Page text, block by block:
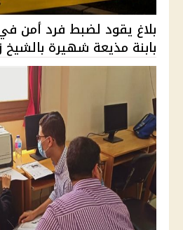
بلاغ يقود لضبط فرد أمن
بابنة مذيعة شهيرة بالشيخ